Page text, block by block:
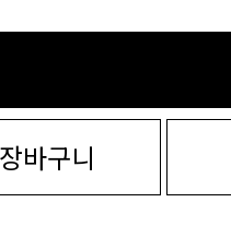
장바구니